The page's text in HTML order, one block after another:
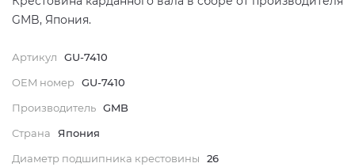
GMB, Япония.
Артикул
GU-7410
OEM номер GU-7410
Производитель GMB
Страна
Япония
Диаметр подшипника крестовины
26